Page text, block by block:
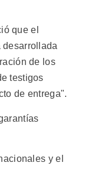
que el
desarrollada
de los
testigos
de entrega".
y el